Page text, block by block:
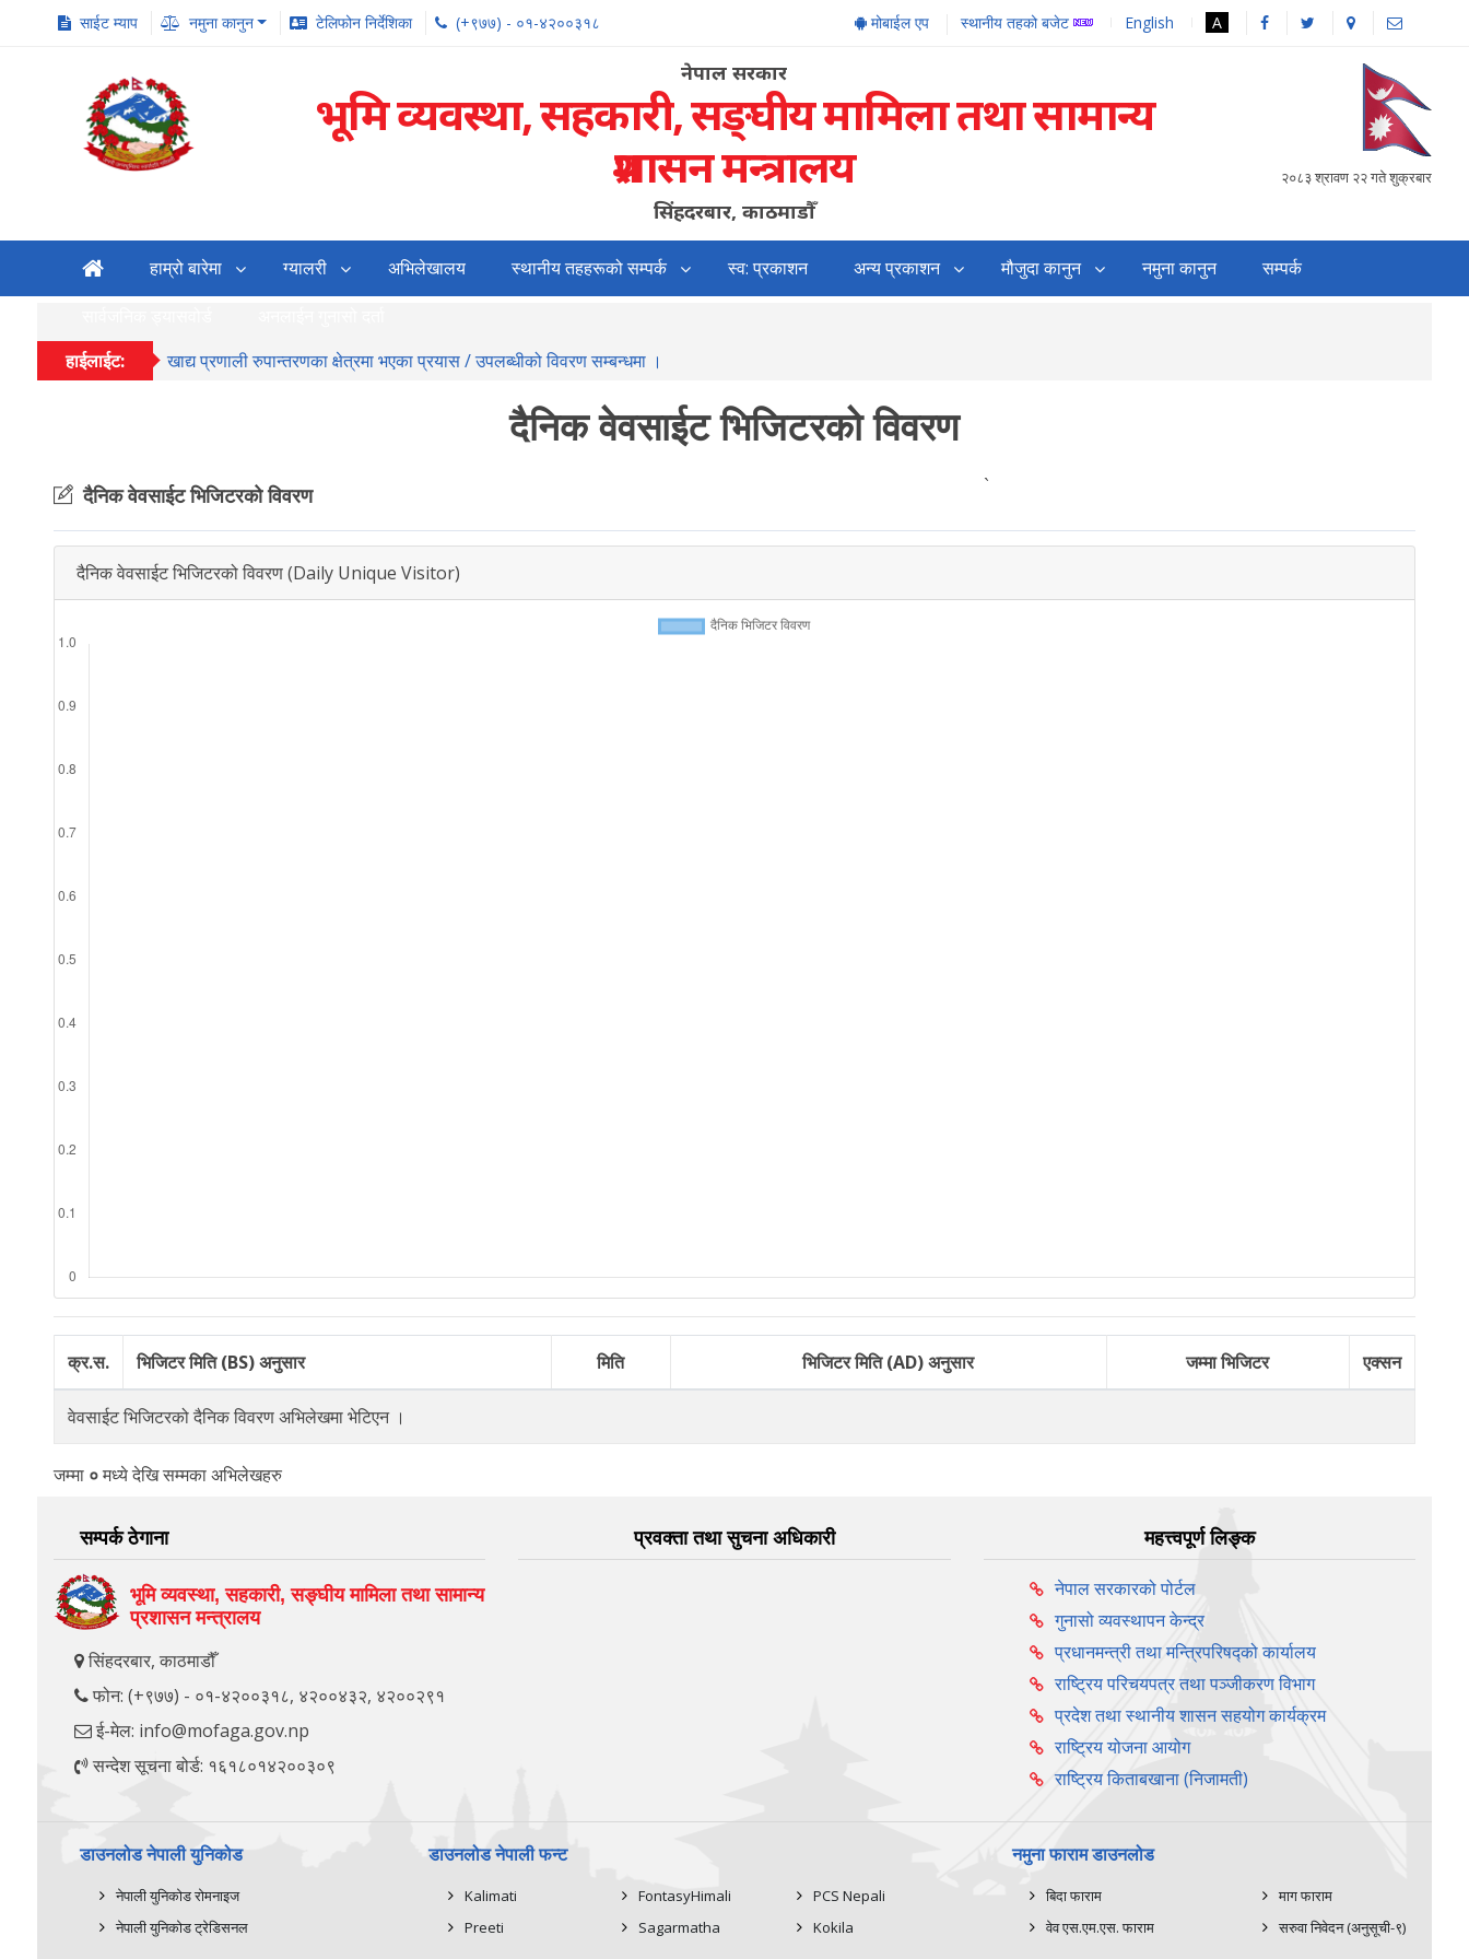
साईट म्याप नमुना कानुन टेलिफोन निर्देशिका (+९७७) - ०१-४२००३१८ मोबाईल एप स्थानीय तहको बजेट English A
नेपाल सरकार
भूमि व्यवस्था, सहकारी, सङ्‍घीय मामिला तथा सामान्य
प्रशासन मन्त्रालय
सिंहदरबार, काठमाडौँ
२०८३ श्रावण २२ गते शुक्रबार
हाम्रो बारेमा ग्यालरी अभिलेखालय स्थानीय तहहरूको सम्पर्क स्व: प्रकाशन अन्य प्रकाशन मौजुदा कानुन नमुना कानुन सम्पर्क
हाईलाईट: खाद्य प्रणाली रुपान्तरणका क्षेत्रमा भएका प्रयास / उपलब्धीको विवरण सम्बन्धमा ।
दैनिक वेवसाईट भिजिटरको विवरण
दैनिक वेवसाईट भिजिटरको विवरण `
दैनिक वेवसाईट भिजिटरको विवरण (Daily Unique Visitor)
क्र.स. भिजिटर मिति (BS) अनुसार मिति भिजिटर मिति (AD) अनुसार जम्मा भिजिटर एक्सन
वेवसाईट भिजिटरको दैनिक विवरण अभिलेखमा भेटिएन ।
जम्मा ०मध्येदेखिसम्मका अभिलेखहरु
सम्पर्क ठेगाना
भूमि व्यवस्था, सहकारी, सङ्‍घीय मामिला तथा सामान्य
प्रशासन मन्त्रालय
सिंहदरबार, काठमाडौँ
फोन: (+९७७) - ०१-४२००३१८, ४२००४३२, ४२००२९१
ई-मेल: info@mofaga.gov.np
सन्देश सूचना बोर्ड: १६१८०१४२००३०९
प्रवक्ता तथा सुचना अधिकारी महत्त्वपूर्ण लिङ्क
नेपाल सरकारको पोर्टल
गुनासो व्यवस्थापन केन्द्र
प्रधानमन्त्री तथा मन्त्रिपरिषद्को कार्यालय
राष्ट्रिय परिचयपत्र तथा पञ्‍जीकरण विभाग
प्रदेश तथा स्थानीय शासन सहयोग कार्यक्रम
राष्ट्रिय योजना आयोग
राष्ट्रिय किताबखाना (निजामती)
डाउनलोड नेपाली युनिकोड
नेपाली युनिकोड रोमनाइज
नेपाली युनिकोड ट्रेडिसनल
डाउनलोड नेपाली फन्ट
Kalimati
Preeti
FontasyHimali
Sagarmatha
नमुना फाराम डाउनलोड
PCS Nepali
Kokila
बिदा फाराम
वेव एस.एम.एस. फाराम
माग फाराम
सरुवा निवेदन (अनुसूची-९)